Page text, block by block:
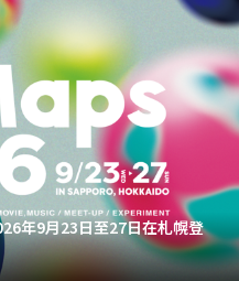
年9月23日至27日在札幌登